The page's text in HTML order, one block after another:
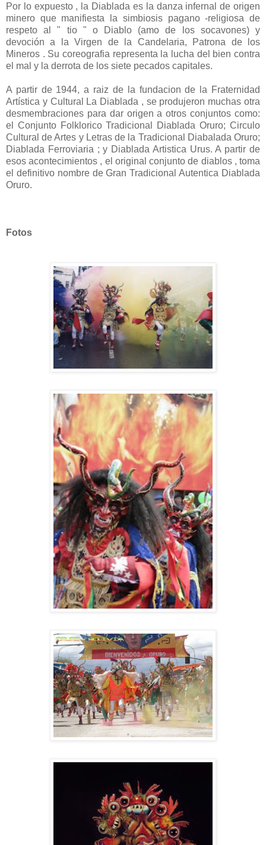
Por lo expuesto , la Diablada es la danza infernal de origen
minero que manifiesta la simbiosis pagano -religiosa de
respeto al " tio " o Diablo (amo de los socavones) y
devoción a la Virgen de la Candelaria, Patrona de los
Mineros . Su coreografia representa la lucha del bien contra
el mal y la derrota de los siete pecados capitales.
A partir de 1944, a raiz de la fundacion de la Fraternidad
Artística y Cultural La Diablada , se produjeron muchas otra
desmembraciones para dar origen a otros conjuntos como:
el Conjunto Folklorico Tradicional Diablada Oruro; Circulo
Cultural de Artes y Letras de la Tradicional Diabalada Oruro;
Diablada Ferroviaria ; y Diablada Artistica Urus. A partir de
esos acontecimientos , el original conjunto de diablos , toma
el definitivo nombre de Gran Tradicional Autentica Diablada
Oruro.
Fotos